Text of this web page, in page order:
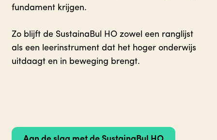
fundament krijgen.
Zo blijft de SustainaBul HO zowel een ranglijst
als een leerinstrument dat het hoger onderwijs
uitdaagt en in beweging brengt.